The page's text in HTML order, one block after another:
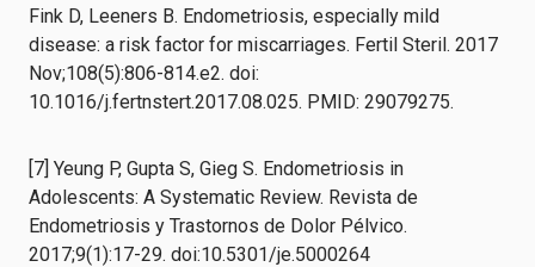
Fink D, Leeners B. Endometriosis, especially mild
disease: a risk factor for miscarriages. Fertil Steril. 2017
Nov;108(5):806-814.e2. doi:
10.1016/j.fertnstert.2017.08.025. PMID: 29079275.
[7] Yeung P, Gupta S, Gieg S. Endometriosis in
Adolescents: A Systematic Review. Revista de
Endometriosis y Trastornos de Dolor Pélvico.
2017;9(1):17-29. doi:10.5301/je.5000264